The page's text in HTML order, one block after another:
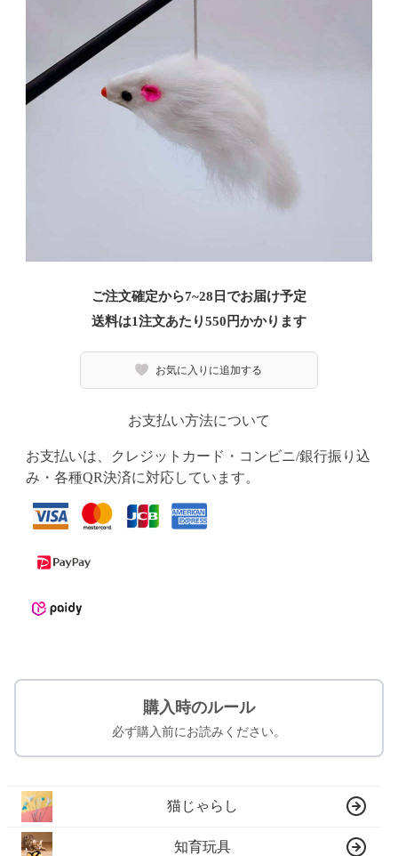
ご注文確定から7~28日でお届け予定
送料は1注文あたり550 円かかります
お気に入りに追加する
お支払い方法について
お支払いは、クレジットカード・コンビニ/銀行振り込
み・各種QR決済に対応しています。
購入時のルール
必ず購入前にお読みください。
猫じゃらし
知育玩具